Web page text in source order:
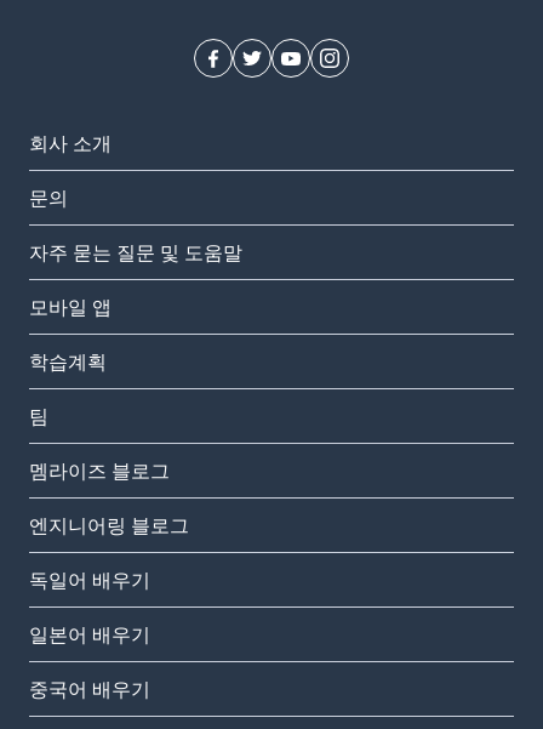
회사 소개
문의
자주 묻는 질문 및 도움말
모바일 앱
학습계획
팀
멤라이즈 블로그
엔지니어링 블로그
독일어 배우기
일본어 배우기
중국어 배우기